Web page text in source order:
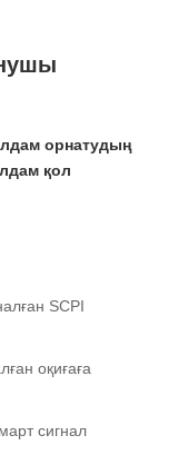
орнатудың
қол
SCPI
оқиғаға
сигнал